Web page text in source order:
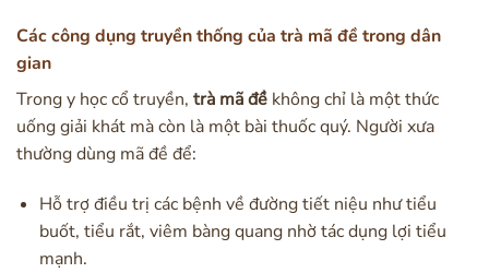
Các công dụng truyền thống của trà mã đề trong dân
gian
Trong y học cổ truyền, trà mã đề không chỉ là một thức
uống giải khát mà còn là một bài thuốc quý. Người xưa
thường dùng mã đề để:
Hỗ trợ điều trị các bệnh về đường tiết niệu như tiểu
buốt, tiểu rắt, viêm bàng quang nhờ tác dụng lợi tiểu
mạnh.